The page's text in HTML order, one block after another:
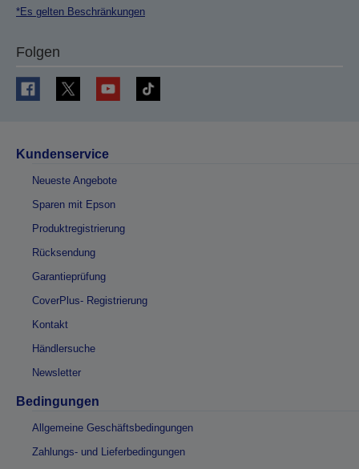
*Es gelten Beschränkungen
Folgen
Kundenservice
Neueste Angebote
Sparen mit Epson
Produktregistrierung
Rücksendung
Garantieprüfung
CoverPlus- Registrierung
Kontakt
Händlersuche
Newsletter
Bedingungen
Allgemeine Geschäftsbedingungen
Zahlungs- und Lieferbedingungen